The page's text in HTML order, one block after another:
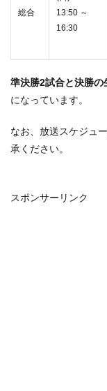
総合
13:50 ～
16:30
準決勝2試合と決勝
になっています。
なお、放送スケジュ
承ください。
スポンサーリンク